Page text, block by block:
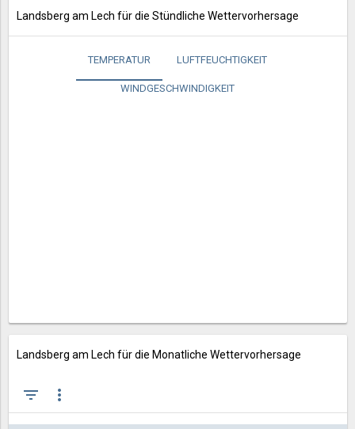
Landsberg am Lech für die Stündliche Wettervorhersage
TEMPERATUR LUFTFEUCHTIGKEIT
WINDGESCHWINDIGKEIT
Landsberg am Lech für die Monatliche Wettervorhersage
filter_list more_vert